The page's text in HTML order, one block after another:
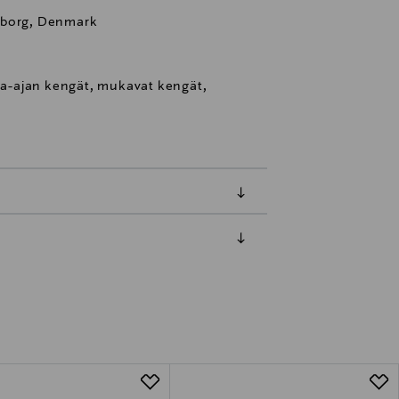
Denmark
ajan kengät, mukavat kengät,
valittuun osoitteeseen.